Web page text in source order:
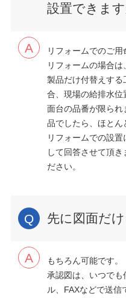
設置できます
リフォームでのご用
リフォームの場合は
製品だけ付替えす
合、現場の給排水
面台の品番が限ら
品でしたら、ほとん
リフォームでの設
して回答させて頂
ださい。
先に図面だ
もちろん可能です。
承認図は、いつでも
ル、FAXなどで送信